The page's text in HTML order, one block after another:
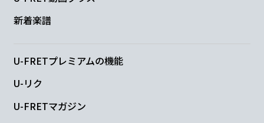
新着楽譜
U-FRETプレミアムの機能
U-リク
U-FRETマガジン